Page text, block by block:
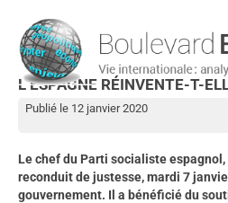
L’ESPAGNE RÉINVENTE-T-
Publié le 12 janvier 2020
Le chef du Parti socialiste espagnol,
reconduit de justesse, mardi 7
gouvernement. Il a bénéficié du